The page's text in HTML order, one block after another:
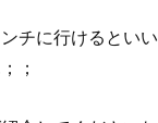
チに行けるとい
；